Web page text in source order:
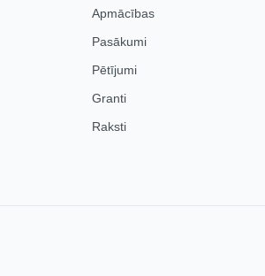
Apmācības
Pasākumi
Pētījumi
Granti
Raksti